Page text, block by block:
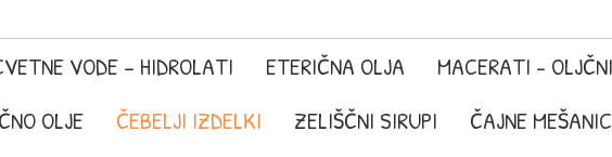
VODE – HIDROLATI ETERIČNA OLJA MACERATI -
OLJE
ČEBELJI IZDELKI ZELIŠČNI SIRUPI
ČAJNE